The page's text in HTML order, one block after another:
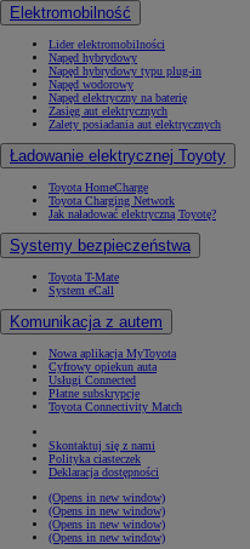
Elektromobilność
Lider elektromobilności
Napęd hybrydowy
Napęd hybrydowy typu plug-in
Napęd wodorowy
Napęd elektryczny na baterię
Zasięg aut elektrycznych
Zalety posiadania aut elektrycznych
Ładowanie elektrycznej Toyoty
Toyota HomeCharge
Toyota Charging Network
Jak naładować elektryczną Toyotę?
Systemy bezpieczeństwa
Toyota T-Mate
System eCall
Komunikacja z autem
Nowa aplikacja MyToyota
Cyfrowy opiekun auta
Usługi Connected
Płatne subskrypcje
Toyota Connectivity Match
Skontaktuj się z nami
Polityka ciasteczek
Deklaracja dostępności
(Opens in new window)
(Opens in new window)
(Opens in new window)
(Opens in new window)